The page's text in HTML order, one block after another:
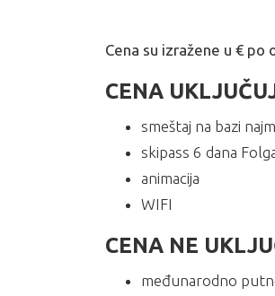
Cena su izražene u € po
CENA
smeštaj na bazi
skipass 6 dana
animacija
WIFI
CENA NE
međunarodno